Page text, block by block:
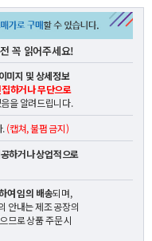
꼭 읽어주세요!
미지 및 상세정보
하거나 무단으로
을 알려드립니다.
.(캡쳐, 불펌 금지)
하거나 상업적으로
여 임의 배송되며,
안내는 제조 공장의
므로 상품 주문 시